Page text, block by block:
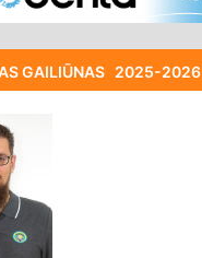
GAILIŪNAS2025-2026